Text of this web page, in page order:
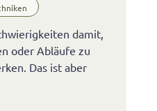
damit,
oder Abläufe zu
Das ist aber